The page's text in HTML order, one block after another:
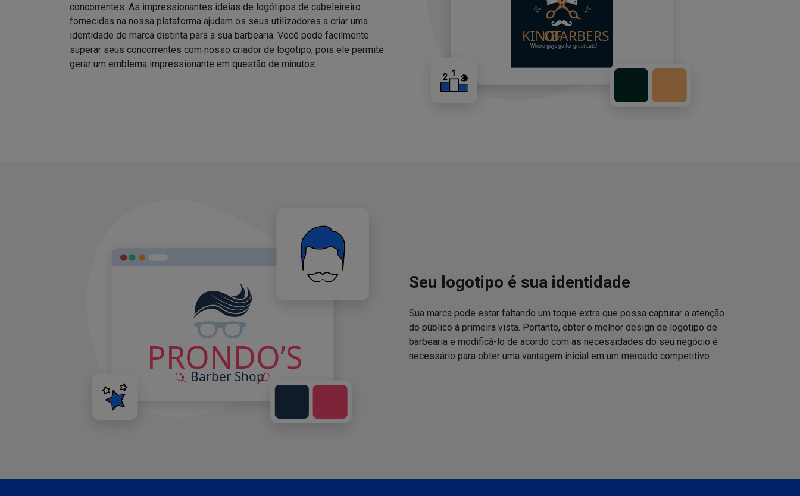
concorrentes. As impressionantes ideias de logótipos de cabeleireiro
fornecidas na nossa plataforma ajudam os seus utilizadores a criar uma
identidade de marca distinta para a sua barbearia. Você pode facilmente
superar seus concorrentes com nosso criador de logotipo, pois ele permite
gerar um emblema impressionante em questão de minutos.
Seu logotipo é sua identidade
Sua marca pode estar faltando um toque extra que possa capturar a atenção
do público à primeira vista. Portanto, obter o melhor design de logotipo de
barbearia e modificá-lo de acordo com as necessidades do seu negócio é
necessário para obter uma vantagem inicial em um mercado competitivo.